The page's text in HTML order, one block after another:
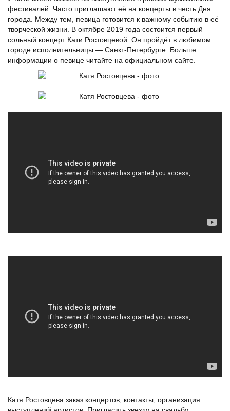
фестивалей. Часто приглашают её на концерты в честь Дня
города. Между тем, певица готовится к важному событию в её
творческой жизни. В октябре 2019 года состоится первый
сольный концерт Кати Ростовцевой. Он пройдёт в любимом
городе исполнительницы — Санкт-Петербурге. Больше
информации о певице читайте на официальном сайте.
ЖИТЬ
Катя Ростовцева заказ концертов, контакты, организация